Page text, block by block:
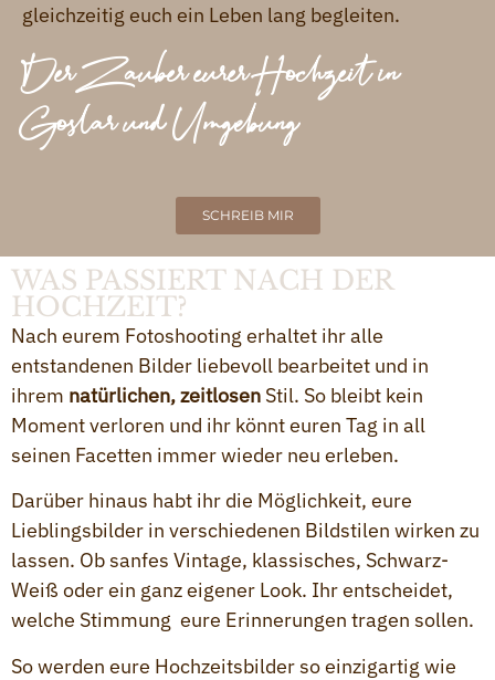
gleichzeitig euch ein Leben lang begleiten.
Der Zauber eurer Hochzeit in
Goslar und Umgebung
SCHREIB MIR
WAS PASSIERT NACH DER
HOCHZEIT?
Nach eurem Fotoshooting erhaltet ihr alle
entstandenen Bilder liebevoll bearbeitet und in
ihrem natürlichen, zeitlosen Stil. So bleibt kein
Moment verloren und ihr könnt euren Tag in all
seinen Facetten immer wieder neu erleben.
Darüber hinaus habt ihr die Möglichkeit, eure
Lieblingsbilder in verschiedenen Bildstilen wirken zu
lassen. Ob sanfes Vintage, klassisches, Schwarz-
Weiß oder ein ganz eigener Look. Ihr entscheidet,
welche Stimmung eure Erinnerungen tragen sollen.
So werden eure Hochzeitsbilder so einzigartig wie